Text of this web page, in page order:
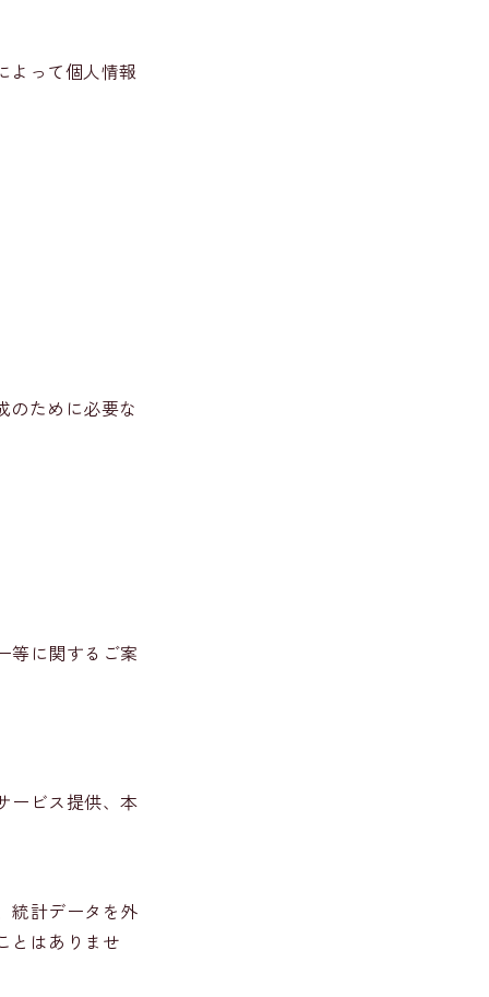
よって個人情報
のために必要な
等に関するご案
ービス提供、本
統計データを外
とはありませ